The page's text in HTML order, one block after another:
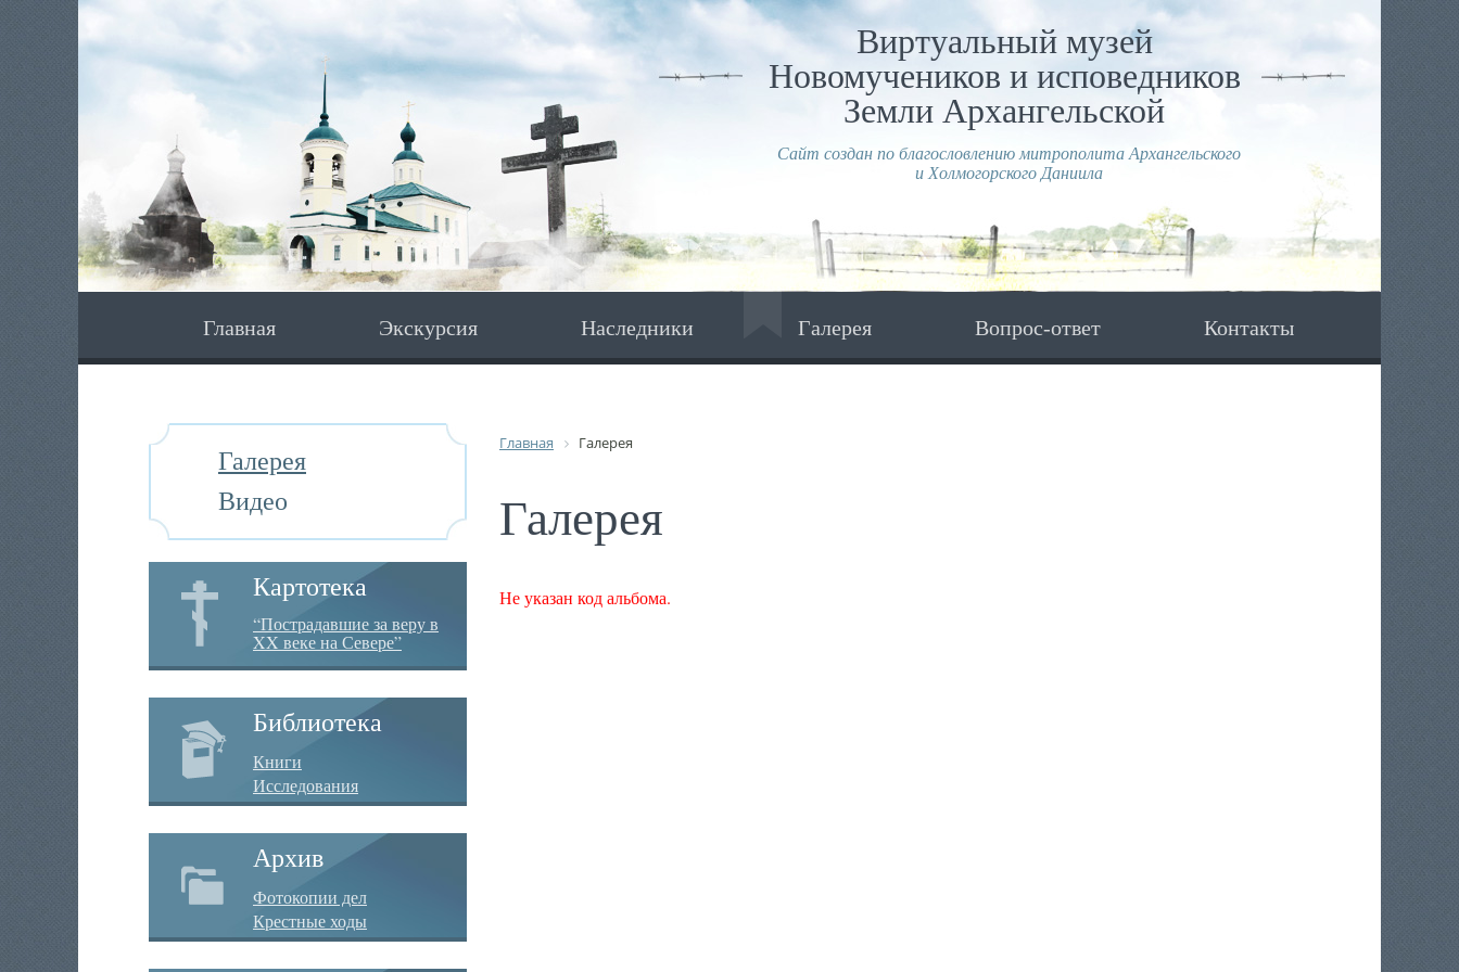
Виртуальный музей
Новомучеников и исповедников
Земли Архангельской
Сайт создан по благословлению митрополита Архангельского
и Холмогорского Даниила
Главная Экскурсия Наследники Галерея Вопрос-ответ Контакты
Галерея
Видео
Картотека
“Пострадавшие за веру в
XX веке на Севере”
Библиотека
Книги
Исследования
Архив
Фотокопии дел
Крестные ходы
Главная Галерея
Галерея
Не указан код альбома.